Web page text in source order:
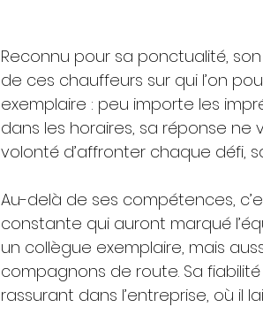
Reconnu pour sa ponctualité,
de ces chauffeurs sur qui l’on
exemplaire : peu importe les
dans les horaires, sa réponse ne
volonté d’affronter chaque défi,
Au-delà de ses compétences,
constante qui auront marqué
un collègue exemplaire, mais
compagnons de route. Sa
rassurant dans l’entreprise, où il